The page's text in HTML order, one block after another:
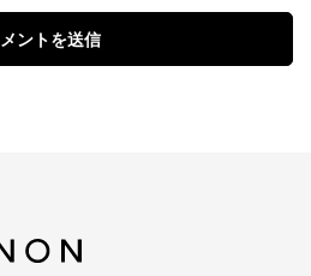
ントを送信